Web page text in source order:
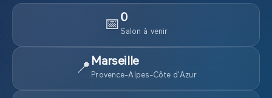
📅 0
Salon à venir
📍 Marseille
Provence-Alpes-Côte d'Azur